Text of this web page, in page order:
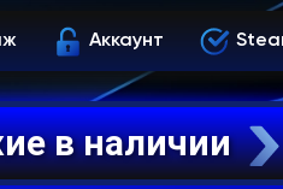
Аккаунт
в наличии